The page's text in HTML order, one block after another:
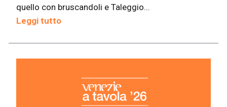
quello con bruscandoli e Taleggio...
Leggi tutto